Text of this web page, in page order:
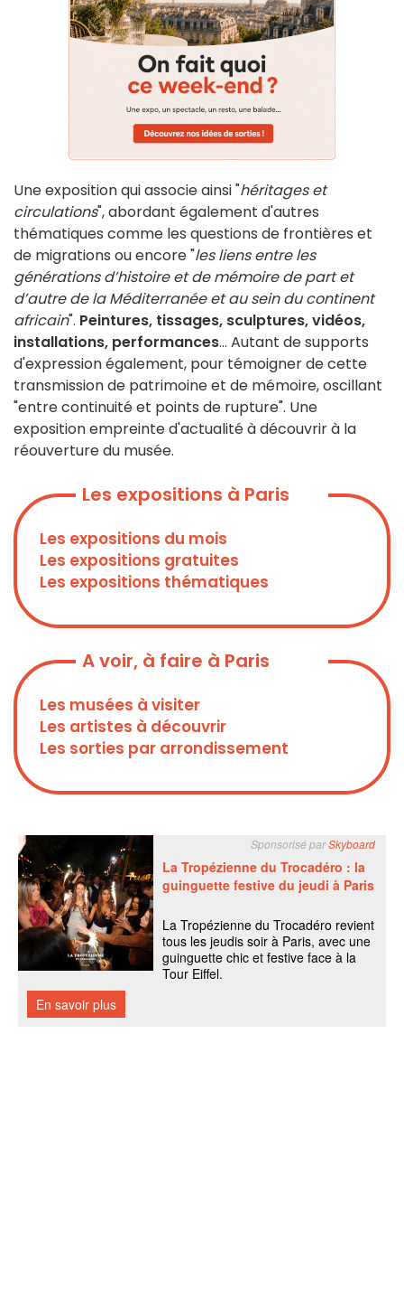
Une exposition qui associe ainsi "héritages et
circulations", abordant également d'autres
thématiques comme les questions de frontières et
de migrations ou encore "les liens entre les
générations d’histoire et de mémoire de part et
d’autre de la Méditerranée et au sein du continent
africain". Peintures, tissages, sculptures, vidéos,
installations, performances... Autant de supports
d'expression également, pour témoigner de cette
transmission de patrimoine et de mémoire, oscillant
"entre continuité et points de rupture". Une
exposition empreinte d'actualité à découvrir à la
réouverture du musée.
Les expositions à Paris
Les expositions du mois
Les expositions gratuites
Les expositions thématiques
A voir, à faire à Paris
Les musées à visiter
Les artistes à découvrir
Les sorties par arrondissement